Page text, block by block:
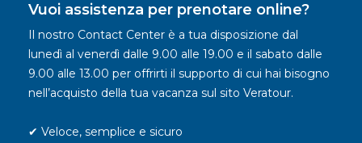
Vuoi assistenza per prenotare online?
Il nostro Contact Center è a tua disposizione dal
lunedì al venerdì dalle 9.00 alle 19.00 e il sabato dalle
9.00 alle 13.00 per offrirti il supporto di cui hai bisogno
nell’acquisto della tua vacanza sul sito Veratour.
✔ Veloce, semplice e sicuro